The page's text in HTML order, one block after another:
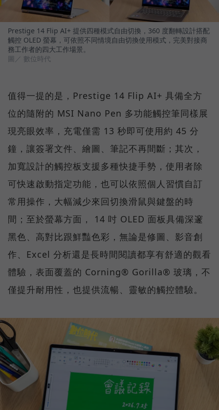
Prestige 14 Flip AI+ 提供四種模式自由切換，360 度翻轉設計搭配
觸控 OLED 螢幕，可依照不同情境自由切換使用模式，完美對接商
務工作者的四大工作場景。
圖／ 數位時代
值得一提的是，Prestige 14 Flip AI+ 具備全方
位的隨附的 MSI Nano Pen 多功能觸控筆同樣展
現亮眼效率，充電僅需 13 秒即可使用約 45 分
鐘，讓簽署文件、繪圖、筆記不再間斷；其次，
加寬設計的觸控板支援多種快捷手勢，使用者除
可快速啟動指定功能，也可以依照個人習慣自訂
常用操作，大幅減少來回切換滑鼠與鍵盤的時
間；至於螢幕方面， 14 吋 OLED 面板具備深邃
黑色、高對比跟鮮豔色彩，無論是修圖、影音創
作、Excel 分析還是長時間閱讀都享有舒適的觀看
體驗，表面覆蓋的 Corning® Gorilla® 玻璃，不
僅提升耐用性，也提供流暢、靈敏的觸控體驗。